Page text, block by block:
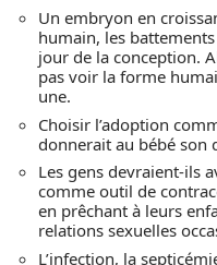
Un embryon en
humain, les
jour de la conception.
pas voir la forme
une.
Choisir l’adoption
donnerait au bébé son
Les gens devraient-ils
comme outil de
en prêchant à leurs
relations sexuelles
L’infection, la